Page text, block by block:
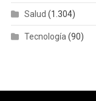
Salud (1.304)
Tecnología (90)